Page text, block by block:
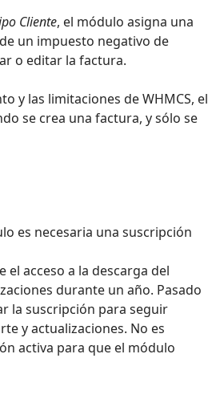
Cliente, el módulo asigna una
un impuesto negativo de
o editar la factura.
y las limitaciones de WHMCS, el
se crea una factura, y sólo se
es necesaria una suscripción
acceso a la descarga del
durante un año. Pasado
la suscripción para seguir
y actualizaciones. No es
activa para que el módulo